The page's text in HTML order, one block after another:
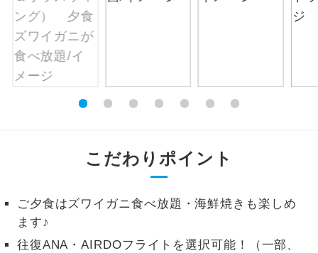
こだわりポイント
ご夕食はズワイガニ食べ放題・海鮮焼きも楽しめ
ます♪
往復ANA・AIRDOフライトを選択可能！（一部、
お部屋食
お部屋にてゆっくりとお召し上がりいた
トラベルイヤ
ホン
をじっくり聞くことができます。
す。
2名様催行
2名様から出発可能な個人型プランで
おひとり様参
加限定
おひとり様限定でご参加いただけるコー